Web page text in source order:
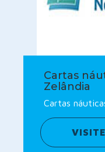
Cartas
Zelândia
Cartas